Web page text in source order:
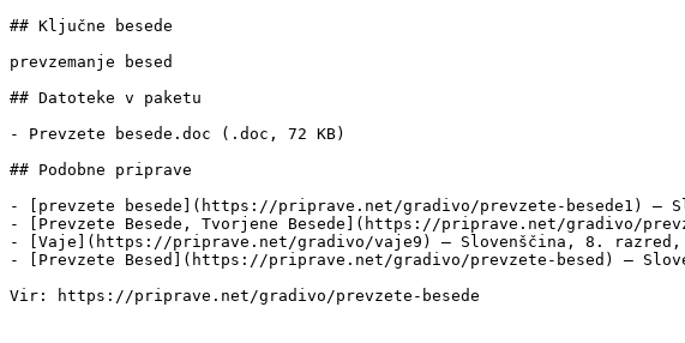
## Ključne besede
prevzemanje besed
## Datoteke v paketu
- Prevzete besede.doc (.doc, 72 KB)
## Podobne priprave
- [prevzete besede](https://priprave.net/gradivo/prevzete-besede1) —
- [Prevzete Besede, Tvorjene Besede](https://priprave.net/gradivo/
- [Vaje](https://priprave.net/gradivo/vaje9) — Slovenščina, 8. razred,
- [Prevzete Besed](https://priprave.net/gradivo/prevzete-besed) —